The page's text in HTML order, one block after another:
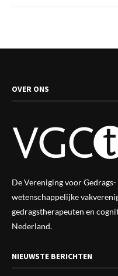
OVER ONS
De Vereniging voor
wetenschappelijke vak
gedragstherapeuten en
Nederland.
NIEUWSTE BERICHTEN